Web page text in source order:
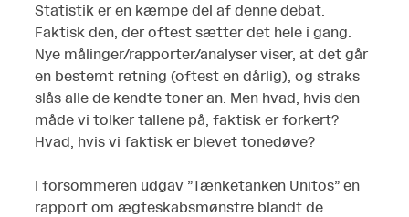
Statistik er en kæmpe del af denne debat.
Faktisk den, der oftest sætter det hele i gang.
Nye målinger/rapporter/analyser viser, at det går
en bestemt retning (oftest en dårlig), og straks
slås alle de kendte toner an. Men hvad, hvis den
måde vi tolker tallene på, faktisk er forkert?
Hvad, hvis vi faktisk er blevet tonedøve?
I forsommeren udgav ”Tænketanken Unitos” en
rapport om ægteskabsmønstre blandt de